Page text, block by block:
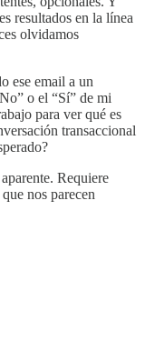
resultados en la línea
olvidamos
ese email a un
o el “Sí” de mi
para ver qué es
transaccional
Requiere
nos parecen